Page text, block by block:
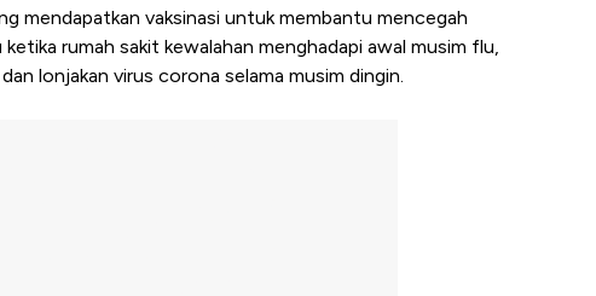
mendapatkan vaksinasi untuk membantu mencegah
rumah sakit kewalahan menghadapi awal musim flu,
lonjakan virus corona selama musim dingin.